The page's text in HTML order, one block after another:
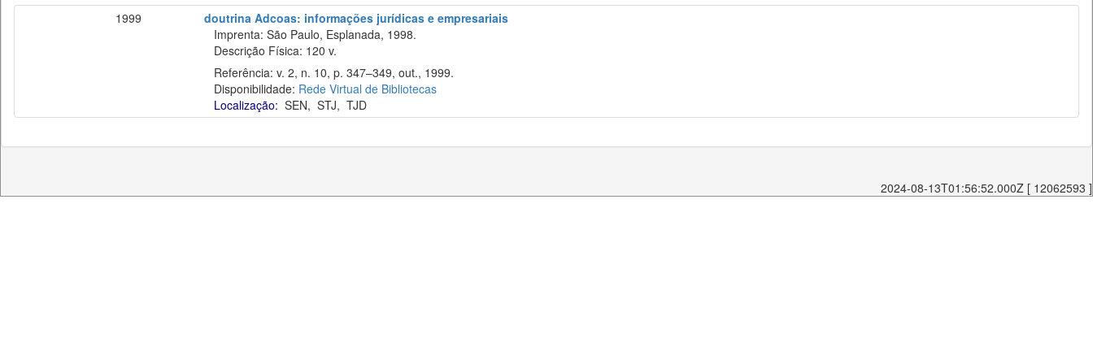
1999
doutrina Adcoas: informações jurídicas e empresariais
Imprenta: São Paulo, Esplanada, 1998.
Descrição Física: 120 v.
Referência: v. 2, n. 10, p. 347–349, out., 1999.
Disponibilidade: Rede Virtual de Bibliotecas
Localização: SEN, STJ, TJD
2024-08-13T01:56:52.000Z [ 12062593 ]